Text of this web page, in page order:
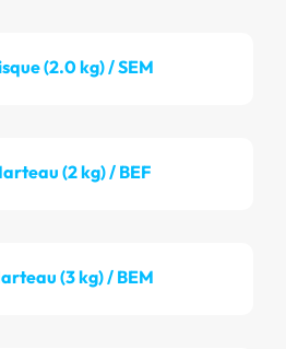
(2.0 kg) / SEM
(2 kg) / BEF
(3 kg) / BEM